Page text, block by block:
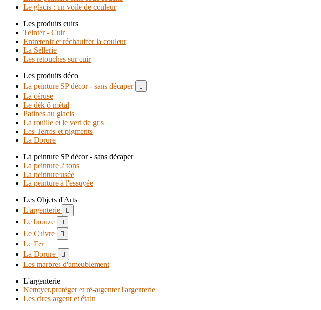
Le glacis : un voile de couleur
Les produits cuirs
Teinter - Cuir
Entretenir et réchauffer la couleur
La Sellerie
Les retouches sur cuir
Les produits déco
La peinture SP décor - sans décaper

La céruse
Le dék ô métal
Patines au glacis
La rouille et le vert de gris
Les Terres et pigments
La Dorure
La peinture SP décor - sans décaper
La peinture 2 tons
La peinture usée
La peinture à l'essuyée
Les Objets d'Arts
L'argenterie

Le bronze 
Le Cuivre 
Le Fer
La Dorure

Les marbres d'ameublement
L'argenterie
Nettoyer,protéger et ré-argenter l'argenterie
Les cires argent et étain